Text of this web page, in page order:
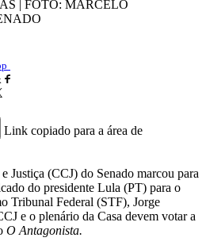
Link copiado para a área de
Justiça (CCJ) do Senado marcou para
do presidente Lula (PT) para o
Tribunal Federal (STF), Jorge
e o plenário da Casa devem votar a
O Antagonista.